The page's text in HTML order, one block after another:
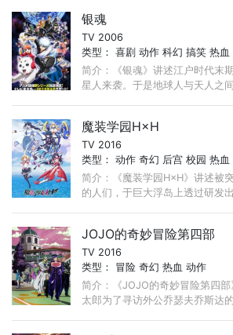
第1061集
第1058集
第1055集
第1054集
第1052集
第1051集
第1049集
第1048集
第1046集
第1043集
第1042集
第1040集
第1039集
第1034集
第1033集
第1031集
第1030集
第1028集
第1027集
第1025集
第1024集
银魂
TV 2006
类型：喜剧 动作 科幻 搞笑 热血
简介：《银魂》讲述江户时代末
星人来袭。于是地球人与天人之
魔装学园H×H
TV 2016
类型：动作 奇幻 后宫 校园 热血
简介：《魔装学园H×H》讲述被
的人们，于巨大浮岛上透过研发
JOJO的奇妙冒险第四部
TV 2016
类型： 冒险 奇幻 热血 动作
简介：《JOJO的奇妙冒险第四
太郎为了寻访外公乔瑟夫乔斯达